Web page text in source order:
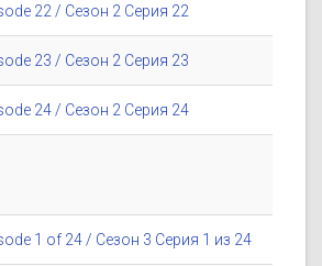
22 / Сезон 2 Серия 22
23 / Сезон 2 Серия 23
24 / Сезон 2 Серия 24
1 of 24 / Сезон 3 Серия 1 из 24